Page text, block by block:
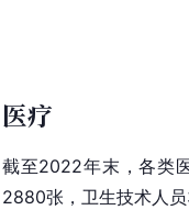
医疗
截至2022年末，各类
2880张，卫生技术人